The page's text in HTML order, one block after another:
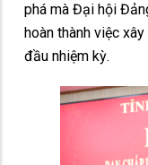
phá mà Đại hội
hoàn thành việc
đầu nhiệm kỳ.